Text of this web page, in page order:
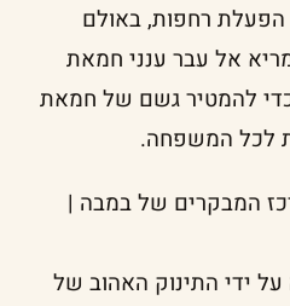
הפעלת רחפות, באולם
אל עבר ענני חמאת
להמטיר גשם של חמאת
לכל המשפחה.
המבקרים של במבה |
על ידי התינוק האהוב של